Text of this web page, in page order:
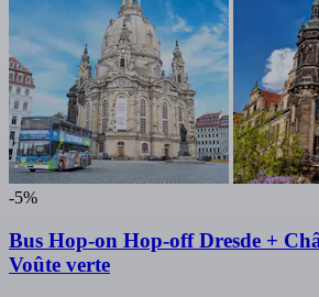
-5%
Bus Hop-on Hop-off Dresde +
Voûte verte